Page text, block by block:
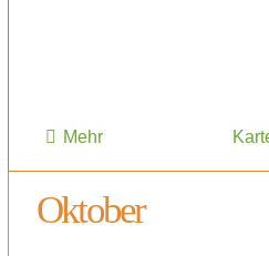
Mehr
Oktober